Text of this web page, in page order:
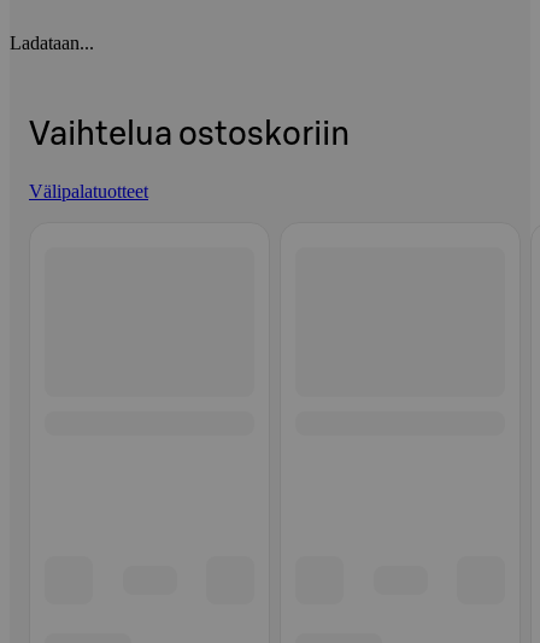
Ladataan...
Vaihtelua ostoskoriin
Välipalatuotteet